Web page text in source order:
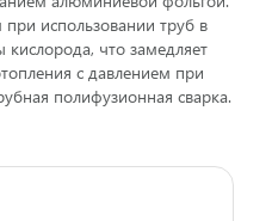
использовании труб в
что замедляет
с давлением при
полифузионная сварка.